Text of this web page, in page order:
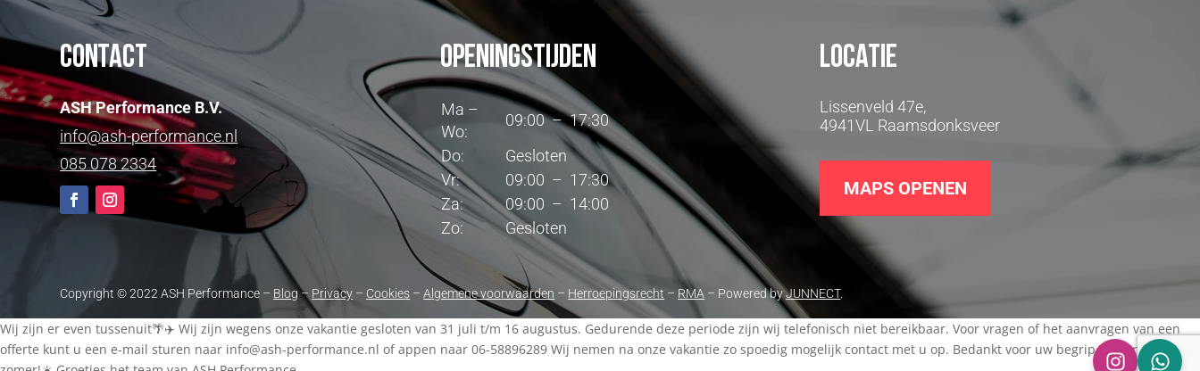
Contact
ASH Performance B.V.
info@ash-performance.nl
085 078 2334
Openingstijden
Ma –
Wo:
09:00 – 17:30
Do:
Gesloten
Vr:
09:00 – 17:30
Za:
09:00 – 14:00
Zo:
Gesloten
Locatie
Lissenveld 47e,
4941VL Raamsdonksveer
MAPS OPENEN
Copyright © 2022 ASH Performance – Blog– Privacy – Cookies –Algemene voorwaarden – Herroepingsrecht – RMA – Powered byJUNNECT.
Wij zijn er even tussenuit🌴✈️ Wij zijn wegens onze vakantie gesloten van 31 juli t/m 16 augustus. Gedurende deze periode zijn wij telefonisch niet bereikbaar. Voor vragen of het aanvragen van een
offerte kunt u een e-mail sturen naar info@ash-performance.nl of appen naar 06-58896289 Wij nemen na onze vakantie zo spoedig mogelijk contact met u op. Bedankt voor uw begrip en een fijne